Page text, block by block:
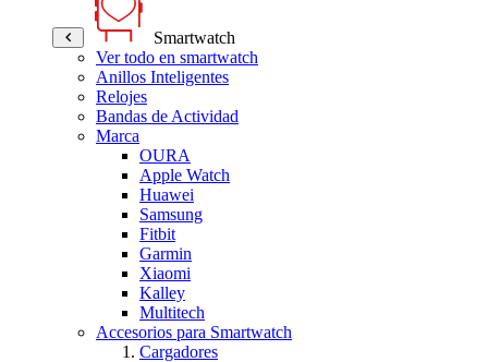
Smartwatch
Ver todo en smartwatch
Anillos Inteligentes
Relojes
Bandas de Actividad
Marca
OURA
Apple Watch
Huawei
Samsung
Fitbit
Garmin
Xiaomi
Kalley
Multitech
Accesorios para Smartwatch
Cargadores